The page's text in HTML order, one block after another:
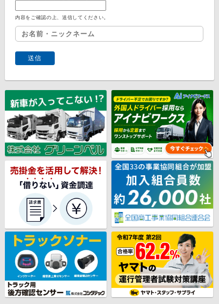
内容をご確認の上、送信してください。